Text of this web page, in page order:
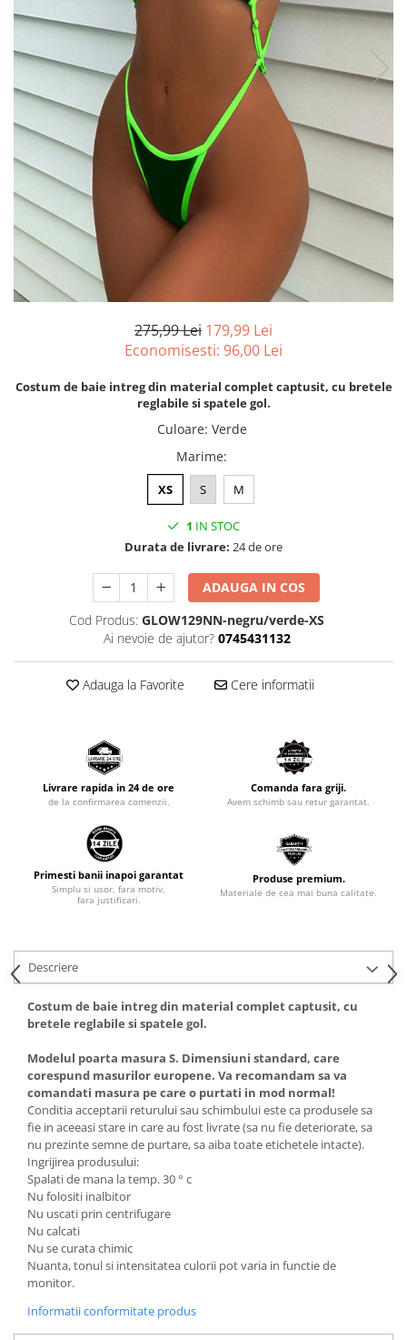
275,99 Lei 179,99 Lei
Economisesti: 96,00 Lei
Costum de baie intreg din material complet captusit, cu bretele
reglabile si spatele gol.
Culoare: Verde
Marime:
XS S M
1 IN STOC
Durata de livrare: 24 de ore
ADAUGA IN COS
Cod Produs: GLOW129NN-negru/verde-XS
Ai nevoie de ajutor? 0745431132
Adauga la Favorite Cere informatii
Livrare rapida in 24 de ore
de la confirmarea comenzii.
Comanda fara griji.
Avem schimb sau retur garantat.
Primesti banii inapoi garantat
Simplu si usor, fara motiv,
fara justificari.
Produse premium.
Materiale de cea mai buna calitate.
Descriere
Costum de baie intreg din material complet captusit, cu
bretele reglabile si spatele gol.
Modelul poarta masura S. Dimensiuni standard, care
corespund masurilor europene. Va recomandam sa va
comandati masura pe care o purtati in mod normal!
Conditia acceptarii returului sau schimbului este ca produsele sa
fie in aceeasi stare in care au fost livrate (sa nu fie deteriorate, sa
nu prezinte semne de purtare, sa aiba toate etichetele intacte).
Ingrijirea produsului:
Spalati de mana la temp. 30 ° c
Nu folositi inalbitor
Nu uscati prin centrifugare
Nu calcati
Nu se curata chimic
Nuanta, tonul si intensitatea culorii pot varia in functie de
monitor.
Informatii conformitate produs